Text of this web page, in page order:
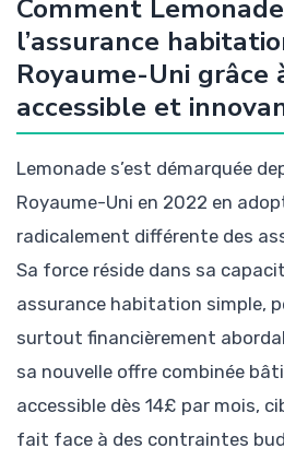
Comment
l’assurance
Royaume-Uni grâce
accessible et
Lemonade s’est démarquée
Royaume-Uni en 2022 en
radicalement différente des
Sa force réside dans sa
assurance habitation simple,
surtout financièrement
sa nouvelle offre combinée
accessible dès 14£ par mois,
fait face à des contraintes